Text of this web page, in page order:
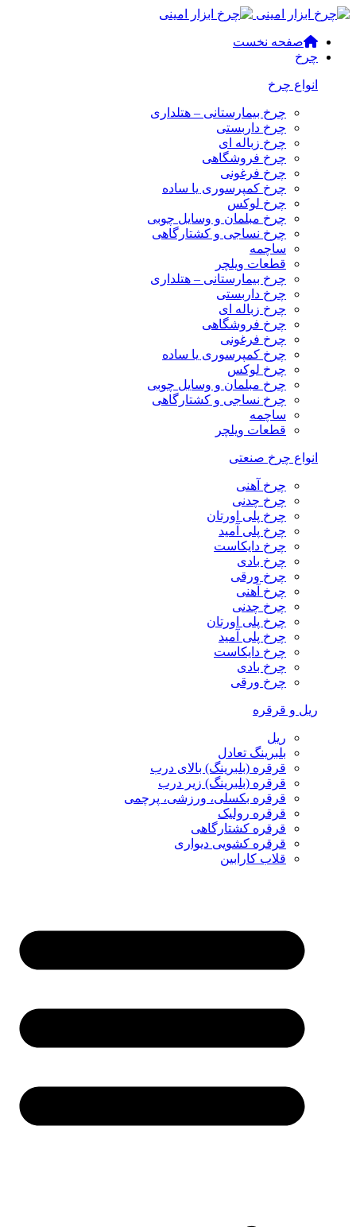
صفحه نخست
چرخ
انواع چرخ
چرخ بیمارستانی – هتلداری
چرخ داربستی
چرخ زباله ای
چرخ فروشگاهی
چرخ فرغونی
چرخ کمپرسوری یا ساده
چرخ لوکس
چرخ مبلمان و وسایل چوبی
چرخ نساجی و کشتارگاهی
ساچمه
قطعات ویلچر
چرخ بیمارستانی – هتلداری
چرخ داربستی
چرخ زباله ای
چرخ فروشگاهی
چرخ فرغونی
چرخ کمپرسوری یا ساده
چرخ لوکس
چرخ مبلمان و وسایل چوبی
چرخ نساجی و کشتارگاهی
ساچمه
قطعات ویلچر
انواع چرخ صنعتی
چرخ آهنی
چرخ چدنی
چرخ پلی اورتان
چرخ پلی آمید
چرخ دایکاست
چرخ بادی
چرخ ورقی
چرخ آهنی
چرخ چدنی
چرخ پلی اورتان
چرخ پلی آمید
چرخ دایکاست
چرخ بادی
چرخ ورقی
ریل و قرقره
ریل
بلبرینگ تعادل
قرقره (بلبرینگ) بالای درب
قرقره (بلبرینگ) زیر درب
قرقره بکسلی، ورزشی، پرچمی
قرقره رولیک
قرقره کشتارگاهی
قرقره کشویی دیواری
قلاب کارابین